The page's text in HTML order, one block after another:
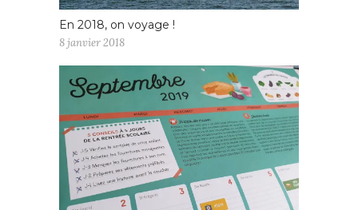
En 2018, on voyage !
8 janvier 2018